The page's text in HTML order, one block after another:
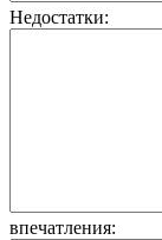
Недостатки:
впечатления: